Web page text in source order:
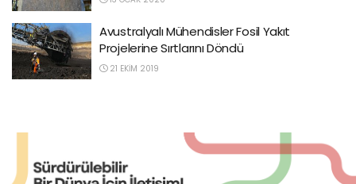
Avustralyalı Mühendisler Fosil Yakıt
Projelerine Sırtlarını Döndü
21 EKIM 2019